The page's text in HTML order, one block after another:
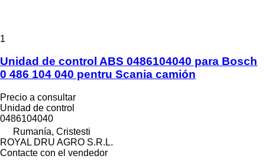
1
Unidad de control ABS 0486104040 para Bosch
0 486 104 040 pentru Scania camión
Precio a consultar
Unidad de control
0486104040
Rumanía, Cristesti
ROYAL DRU AGRO S.R.L.
Contacte con el vendedor